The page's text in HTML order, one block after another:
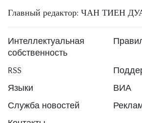
Главный редактор: ЧАН ТИЕН
Интеллектуальная
собственность
RSS
Языки
ВИА
Служба новостей